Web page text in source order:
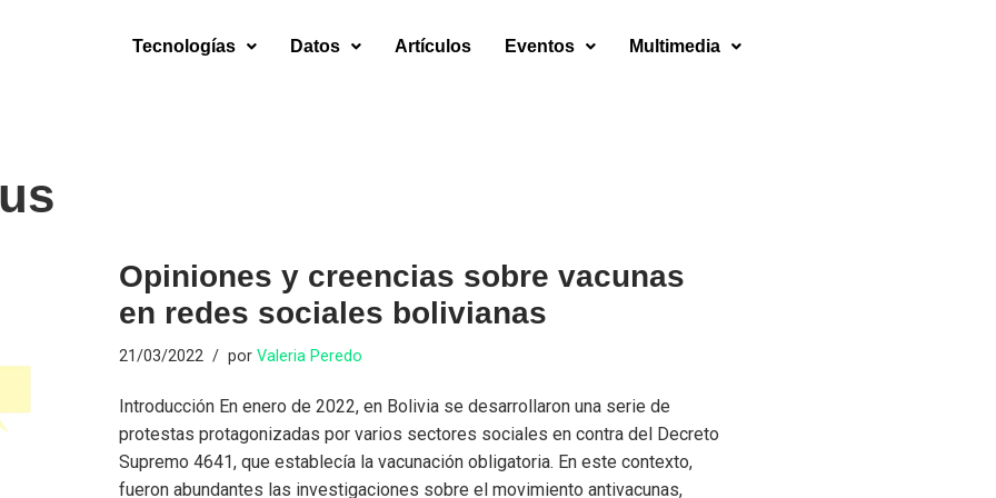
Tecnologías Datos Artículos Eventos Multimedia
Opiniones y creencias sobre vacunas
en redes sociales bolivianas
21/03/2022 porValeria Peredo
Introducción En enero de 2022, en Bolivia se desarrollaron una serie de
protestas protagonizadas por varios sectores sociales en contra del Decreto
Supremo 4641, que establecía la vacunación obligatoria. En este contexto,
fueron abundantes las investigaciones sobre el movimiento antivacunas,